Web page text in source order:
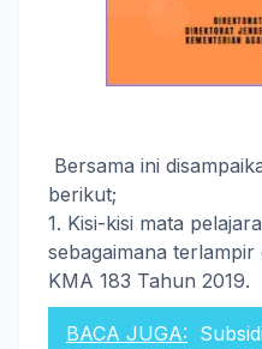
Bersama ini
berikut;
1. Kisi-kisi mata
sebagaimana
KMA 183 Tahun 2019.
BACA JUGA: